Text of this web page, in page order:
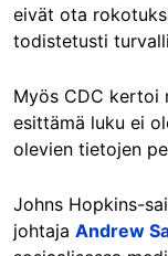
eivät ota
todistetusti
Myös CDC kertoi
esittämä luku ei
olevien tietojen
Johns Hopkins-
johtaja Andrew